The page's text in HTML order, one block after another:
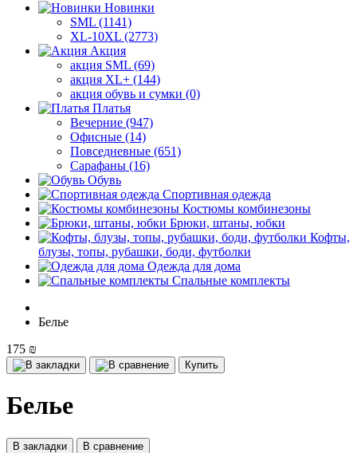
Новинки
SML (1141)
XL-10XL (2773)
Акция
акция SML (69)
акция XL+ (144)
акция обувь и сумки (0)
Платья
Вечерние (947)
Офисные (14)
Повседневные (651)
Сарафаны (16)
Обувь
Спортивная одежда
Костюмы комбинезоны
Брюки, штаны, юбки
Кофты,
блузы, топы, рубашки, боди, футболки
Одежда для дома
Спальные комплекты
Белье
175 ₪
Купить
Белье
В закладки В сравнение